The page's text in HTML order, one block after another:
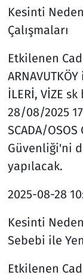
Kesinti
Çalışmaları
Etkilenen
İLERİ, VİZE
28/08/2025
SCADA/
Güvenliği'ni
yapılacak.
2025-08-28
Kesinti
Sebebi ile
Etkilenen